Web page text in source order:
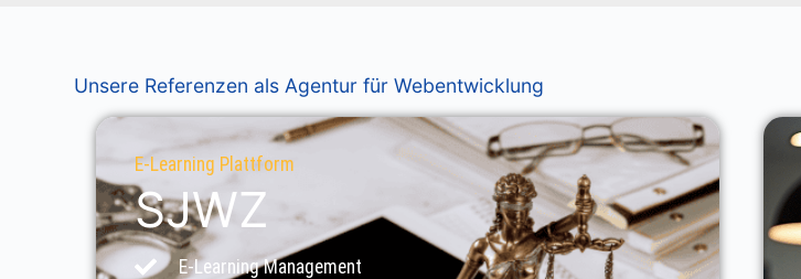
Unsere Referenzen als Agentur für Webentwicklung
E-Learning Plattform
SJWZ
E-Learning Management